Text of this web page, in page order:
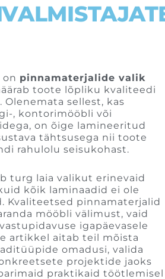
on pinnamaterjalide valik
toote lõpliku kvaliteedi
Olenemata sellest, kas
, kontorimööbli või
on õige lamineeritud
tähtsusega nii toote
rahulolu seisukohast.
turg laia valikut erinevaid
kõik laminaadid ei ole
Kvaliteetsed pinnamaterjalid
mööbli välimust, vaid
igapäevasele
artikkel aitab teil mõista
omadusi, valida
projektide jaoks
praktikaid töötlemisel